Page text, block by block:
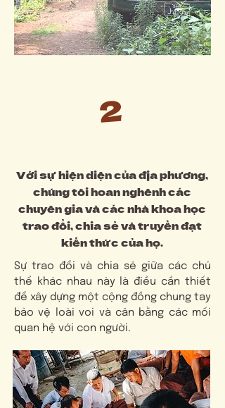
2
Với sự hiện diện của địa phương,
chúng tôi hoan nghênh các
chuyên gia và các nhà khoa học
trao đổi, chia sẻ và truyền đạt
kiến thức của họ.
Sự trao đổi và chia sẻ giữa các chủ
thể khác nhau này là điều cần thiết
để xây dựng một cộng đồng chung tay
bảo vệ loài voi và cân bằng các mối
quan hệ với con người.